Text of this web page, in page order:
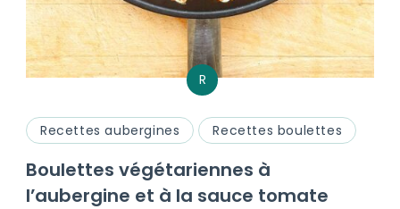
R
Recettes aubergines Recettes boulettes
Boulettes végétariennes à
l’aubergine et à la sauce tomate